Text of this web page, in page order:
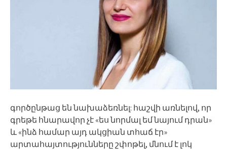
գործընթաց են նախաձեռնել: հաշվի առնելով, որ
գրեթե հնարավոր չէ «ես նորմալ եմ նայում դրան»
և «ինձ համար այդ ակցիան տհաճ էր»
արտահայտությունները շփոթել, մնում է լոկ